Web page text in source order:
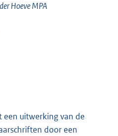
Hoeve MPA
een uitwerking van de
door een